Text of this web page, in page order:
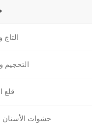
التاج
التحجيم
قلع
حشوات الأسنان